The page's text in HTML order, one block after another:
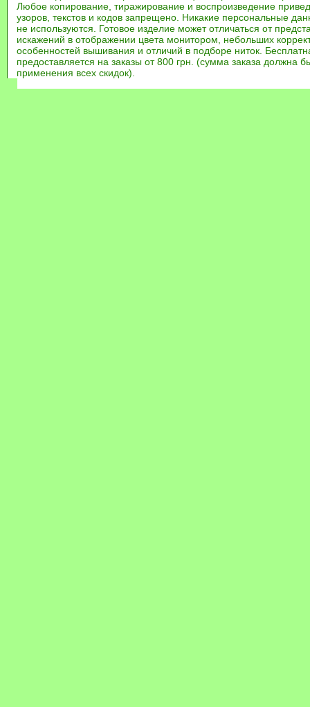
Любое копирование, тиражирование и воспроизведение
узоров, текстов и кодов запрещено. Никакие персональные
не используются. Готовое изделие может отличаться от
искажений в отображении цвета монитором, небольших
особенностей вышивания и отличий в подборе ниток.
предоставляется на заказы от 800 грн. (сумма заказа должна
применения всех скидок).